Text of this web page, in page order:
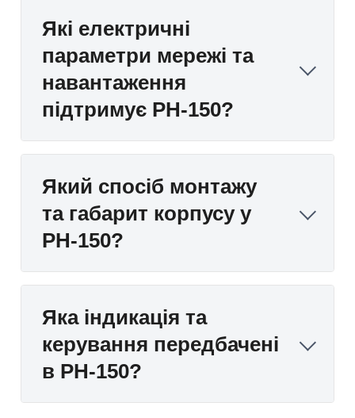
Які електричні
параметри мережі та
навантаження
підтримує РН-150?
Який спосіб монтажу
та габарит корпусу у
РН-150?
Яка індикація та
керування передбачені
в РН-150?